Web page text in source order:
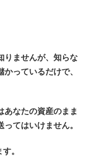
りませんが、知らな
っているだけで、
あなたの資産のまま
てはいけません。
。